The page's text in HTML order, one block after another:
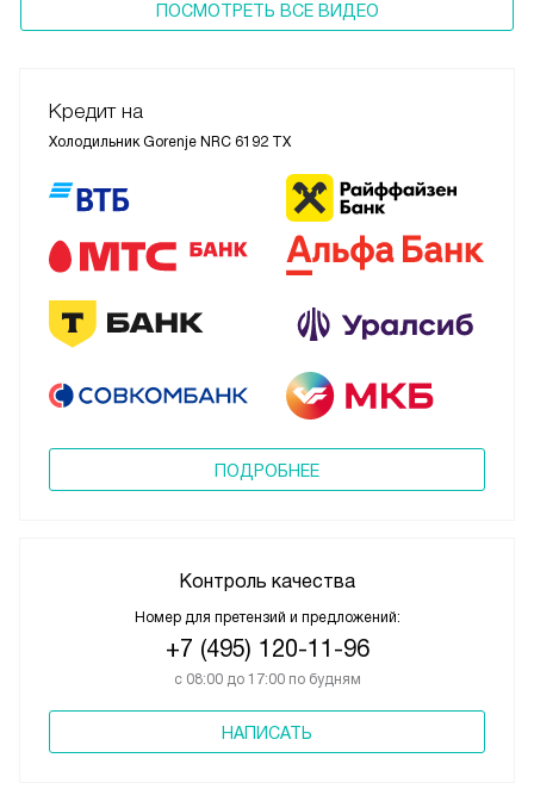
ПОСМОТРЕТЬ ВСЕ ВИДЕО
Кредит на
Холодильник Gorenje NRC 6192 TX
ПОДРОБНЕЕ
Контроль качества
Номер для претензий и предложений:
+7 (495) 120-11-96
с 08:00 до 17:00 по будням
НАПИСАТЬ